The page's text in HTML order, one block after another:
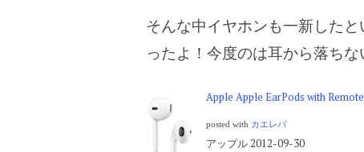
そんな中イヤホンも一新した
ったよ！今度のは耳から落ちな
Apple Apple EarPods with
posted with カエレバ
アップル 2012-09-30